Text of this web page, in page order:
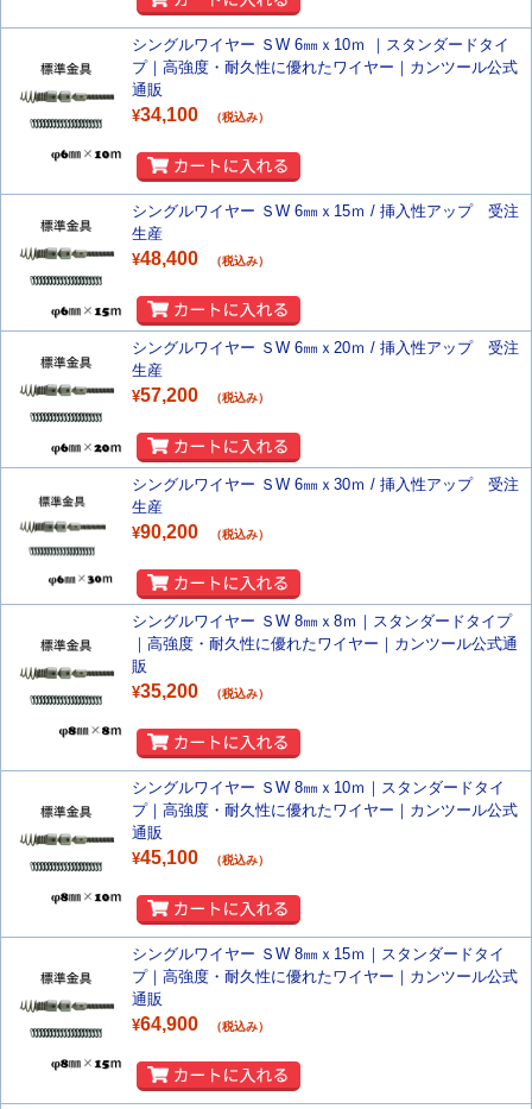
シングルワイヤー ＳW 6㎜ｘ10ｍ ｜スタンダードタイ
プ｜高強度・耐久性に優れたワイヤー｜カンツール公式
通販
¥34,100 （税込み）
シングルワイヤー ＳW 6㎜ｘ15ｍ / 挿入性アップ 受注
生産
¥48,400 （税込み）
シングルワイヤー ＳW 6㎜ｘ20ｍ / 挿入性アップ 受注
生産
¥57,200 （税込み）
シングルワイヤー ＳW 6㎜ｘ30ｍ / 挿入性アップ 受注
生産
¥90,200 （税込み）
シングルワイヤー ＳW 8㎜ｘ8ｍ｜スタンダードタイプ
｜高強度・耐久性に優れたワイヤー｜カンツール公式通
販
¥35,200 （税込み）
シングルワイヤー ＳW 8㎜ｘ10ｍ｜スタンダードタイ
プ｜高強度・耐久性に優れたワイヤー｜カンツール公式
通販
¥45,100 （税込み）
シングルワイヤー ＳW 8㎜ｘ15ｍ｜スタンダードタイ
プ｜高強度・耐久性に優れたワイヤー｜カンツール公式
通販
¥64,900 （税込み）